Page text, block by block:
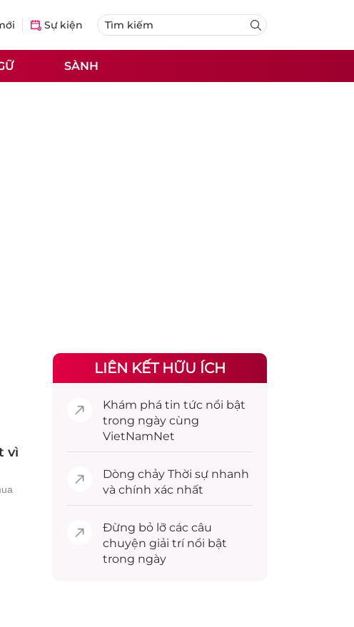
Sự kiện
SÀNH
vì
LIÊN KẾT HỮU ÍCH
Khám phá tin tức nổi bật
trong ngày cùng
VietNamNet
Dòng chảy Thời sự nhanh
và chính xác nhất
Đừng bỏ lỡ các câu
chuyện giải trínổi bật
trong ngày